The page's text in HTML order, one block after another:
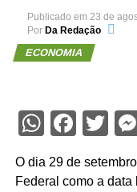
Publicado em 23 de
Por Da Redação
ECONOMIA
O dia 29 de
Federal como a